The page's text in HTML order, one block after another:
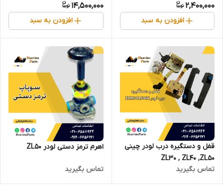
2,400,000
افزودن به سبد
14,500,000
افزودن به سبد
قفل و دستگیره درب لودر چینی
ZL30 , ZL40 ,ZL50
تماس بگیرید
اهرم ترمز دستی لودر ZL50
تماس بگیرید